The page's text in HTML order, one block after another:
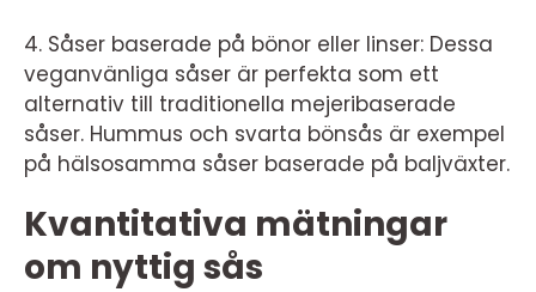
4. Såser baserade på bönor eller linser: Dessa
veganvänliga såser är perfekta som ett
alternativ till traditionella mejeribaserade
såser. Hummus och svarta bönsås är exempel
på hälsosamma såser baserade på baljväxter.
Kvantitativa mätningar
om nyttig sås